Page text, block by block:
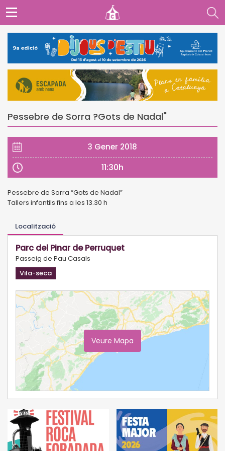
Pessebre de Sorra ?Gots de Nadal"
3 Gener 2018
11:30h
Pessebre de Sorra “Gots de Nadal”
Tallers infantils fins a les 13.30 h
Localització
Parc del Pinar de Perruquet
Passeig de Pau Casals
Vila-seca
Veure Mapa